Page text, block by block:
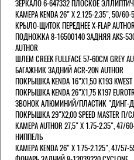
ЗЕРКАЛО 6-647332 ПЛОСКОЕ
КАМЕРА KENDA 26" Х 2.125-2.35", 50/60-
КРЫЛО-ЩИТОК ПЕРЕДНЕЕ X-FLAP AUTHOR
ПОДНОЖКА 8-16500140 ЗАДНЯЯ AKS-
AUTHOR
ШЛЕМ CREEK FULLFACE 57-60СМ GREY
БАГАЖНИК ЗАДНИЙ ACR-20N AUTHOR
ПОКРЫШКА KENDA 16"Х1,50 K193 KWEST
ПОКРЫШКА KENDA 26"Х1,75 K197
ЗВОНОК АЛЮМИНИЙ/ПЛАСТИК "ДИНГ-
ПОКРЫШКА 29"Х2,00 SPEED MASTER П/
КАМЕРА AUTHOR 27,5" Х 1.75-2.35", 47/
НИППЕЛЬ
КАМЕРА KENDA 26" Х 1.75-2.125", 47/57-